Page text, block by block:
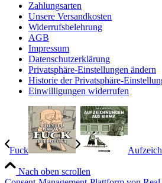
Zahlungsarten
Unsere Versandkosten
Widerrufsbelehrung
AGB
Impressum
Datenschutzerklärung
Privatsphäre-Einstellungen ändern
Historie der Privatsphäre-
Einwilligungen widerrufen
Fuck
Nach oben scrollen